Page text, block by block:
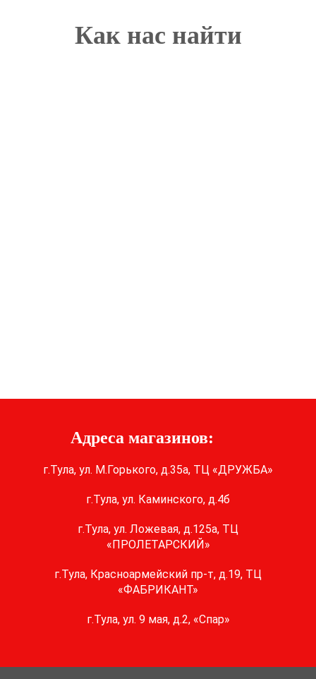
Как нас найти
Адреса магазинов:
г.Тула, ул. М.Горького, д.35а, ТЦ «ДРУЖБА»
г.Тула, ул. Каминского, д.4б
г.Тула, ул. Ложевая, д.125а, ТЦ
«ПРОЛЕТАРСКИЙ»
г.Тула, Красноармейский пр-т, д.19, ТЦ
«ФАБРИКАНТ»
г.Тула, ул. 9 мая, д.2, «Спар»